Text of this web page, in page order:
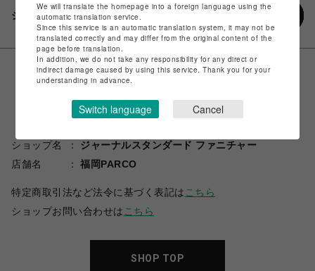
シェアする
ショップ名
ジャーナルスタンダード ファニチャー
店舗名
福岡PARCO
特定商取引法など法令に基づく表記は こちら
ショップお問い合わせは こちら
SHOP TOP
We will translate the homepage into a foreign language using the
automatic translation service.
Since this service is an automatic translation system, it may not be
translated correctly and may differ from the original content of the
page before translation.
In addition, we do not take any responsibility for any direct or
indirect damage caused by using this service. Thank you for your
understanding in advance.
Switch language Cancel